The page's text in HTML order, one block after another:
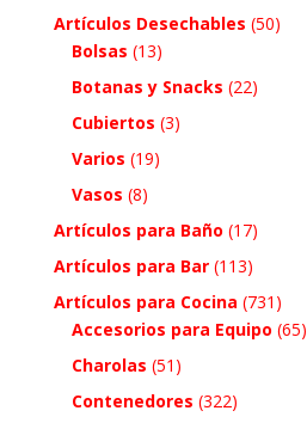
Artículos Desechables (50)
Bolsas (13)
Botanas y Snacks (22)
Cubiertos (3)
Varios (19)
Vasos (8)
Artículos para Baño (17)
Artículos para Bar (113)
Artículos para Cocina (731)
Accesorios para Equipo (65)
Charolas (51)
Contenedores (322)